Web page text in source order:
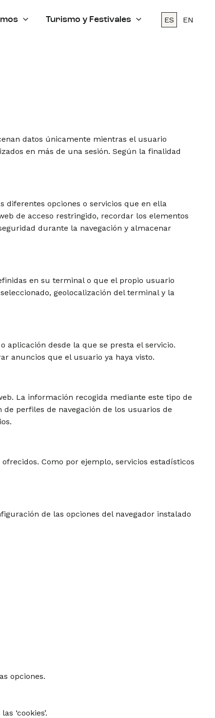
Turismo y Festivales ES EN
datos únicamente mientras el usuario
en más de una sesión. Según la finalidad
diferentes opciones o servicios que en ella
de acceso restringido, recordar los elementos
durante la navegación y almacenar
en su terminal o que el propio usuario
geolocalización del terminal y la
aplicación desde la que se presta el servicio.
anuncios que el usuario ya haya visto.
La información recogida mediante este tipo de
perfiles de navegación de los usuarios de
Como por ejemplo, servicios estadísticos
de las opciones del navegador instalado
opciones.
‘cookies’.